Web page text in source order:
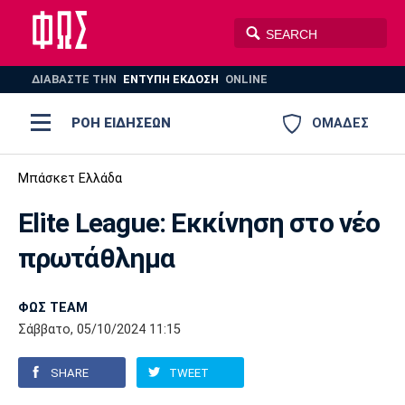
ΔΙΑΒΑΣΤΕ THN ΕΝΤΥΠΗ ΕΚΔΟΣΗ ONLINE
ΟΜΑΔΕΣ
ΡΟΗ ΕΙΔΗΣΕΩΝ
ΠΟΔΟΣΦΑΙΡΟ
ΠΟΛΟ
AUTO-MOTO
Ποδόσφαιρο
Super League 1
Super League 2
Γ Εθνική
Ελλάδα
Μπάσκετ
Ελλάδα
Εθνική
EuroLeague
Ολυμπιακοί Αγώνες
Βόλεϊ
Πόλο
Ολυμπιακός
Παναθηναϊκός Ατρόμητος
Μπάσκετ Ελλάδα
Elite League: Εκκίνηση στο νέο
πρωτάθλημα
ΦΩΣ TEAM
Σάββατο, 05/10/2024 11:15
SHARE TWEET